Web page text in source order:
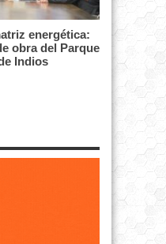
energética:
obra del Parque
Indios